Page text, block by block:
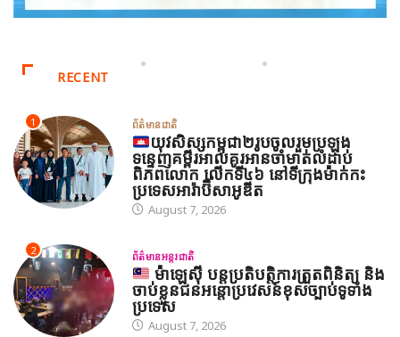
RECENT
1 ព័ត៌មានជាតិ
យុវសិស្សកម្ពុជា២រូបចូលរួមប្រឡង
ទន្ទេញគម្ពីរអាល់គូរអានចាំមាត់លំដាប់
ពិភពលោក លើកទី៤៦ នៅទីក្រុងម៉ាក់កះ
ប្រទេសអារ៉ាប៊ីសាអូឌីត
August 7, 2026
2 ព័ត៌មានអន្តរជាតិ
ម៉ាឡេស៊ី បន្តប្រតិបត្តិការត្រួតពិនិត្យ និង
ចាប់ខ្លួនជនអន្តោប្រវេសន៍ខុសច្បាប់ទូទាំង
ប្រទេស
August 7, 2026